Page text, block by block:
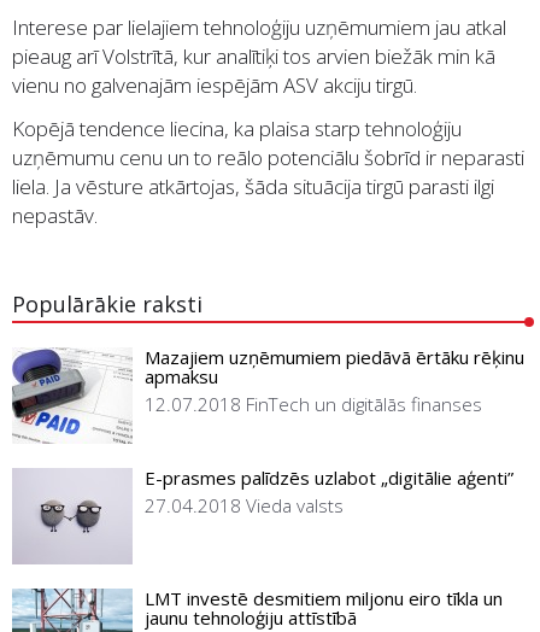
Interese par lielajiem tehnoloģiju uzņēmumiem jau atkal
pieaug arī Volstrītā, kur analītiķi tos arvien biežāk min kā
vienu no galvenajām iespējām ASV akciju tirgū.
Kopējā tendence liecina, ka plaisa starp tehnoloģiju
uzņēmumu cenu un to reālo potenciālu šobrīd ir neparasti
liela. Ja vēsture atkārtojas, šāda situācija tirgū parasti ilgi
nepastāv.
Populārākie raksti
Mazajiem uzņēmumiem piedāvā ērtāku rēķinu
apmaksu
12.07.2018 FinTech un digitālās finanses
E-prasmes palīdzēs uzlabot „digitālie aģenti”
27.04.2018 Vieda valsts
LMT investē desmitiem miljonu eiro tīkla un
jaunu tehnoloģiju attīstībā